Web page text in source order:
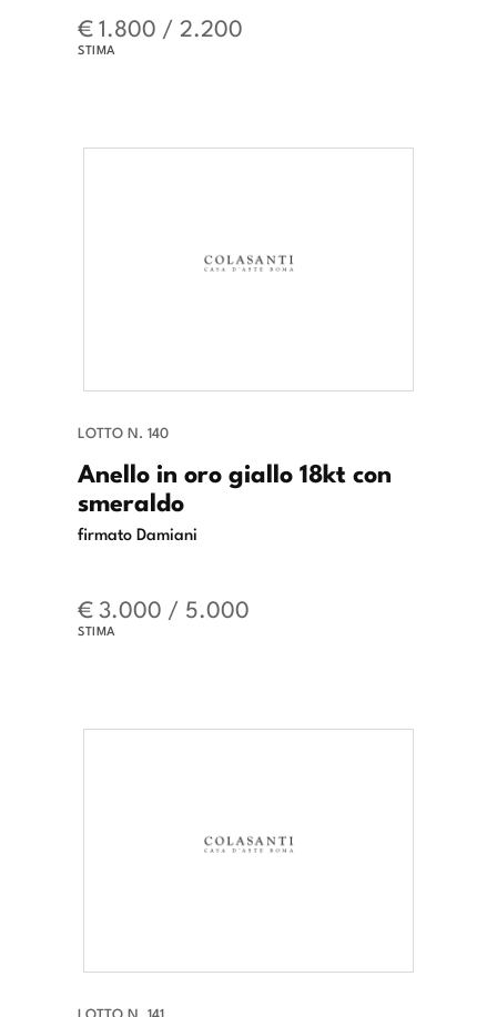
€ 1.800 / 2.200
STIMA
LOTTO N. 140
Anello in oro giallo 18kt con
smeraldo
firmato Damiani
€ 3.000 / 5.000
STIMA